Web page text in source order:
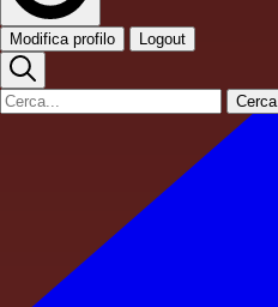
Modifica profilo Logout
Cerca